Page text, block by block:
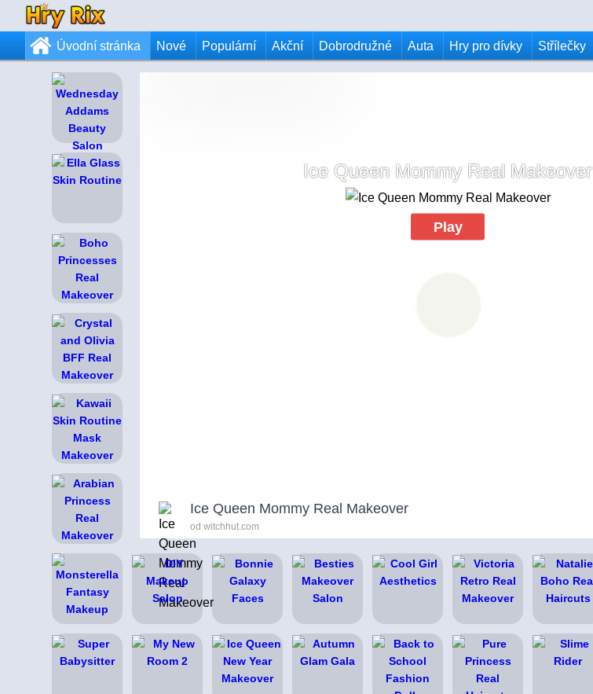
Úvodní stránka Nové Populární Akční Dobrodružné Auta Hry pro dívky Střílečky
Ice Queen Mommy Real Makeover
Play
Ice Queen Mommy Real Makeover
od witchhut.com